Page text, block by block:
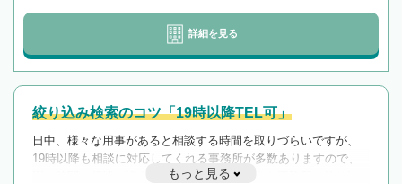
詳細を見る
絞り込み検索のコツ「19時以降TEL可」
日中、様々な用事があると相談する時間を取りづらいですが、
19時以降も相談に対応してくれる事務所が多数ありますので、
遅い時間の相談が増えそうな場合はそのような事務所に絞り込
もっと見る